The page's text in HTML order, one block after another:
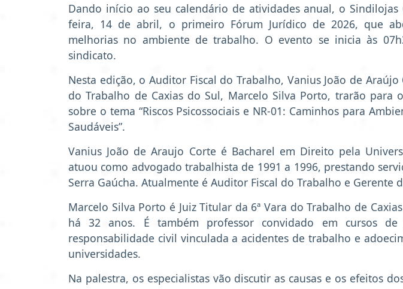
Dando início ao seu calendário de atividades anual, o Sindilojas
feira, 14 de abril, o primeiro Fórum Jurídico de 2026, que
melhorias no ambiente de trabalho. O evento se inicia às
sindicato.
Nesta edição, o Auditor Fiscal do Trabalho, Vanius João de
do Trabalho de Caxias do Sul, Marcelo Silva Porto, trarão para
sobre o tema “Riscos Psicossociais e NR-01: Caminhos para
Saudáveis”.
Vanius João de Araujo Corte é Bacharel em Direito pela
atuou como advogado trabalhista de 1991 a 1996, prestando
Serra Gaúcha. Atualmente é Auditor Fiscal do Trabalho e Gerente
Marcelo Silva Porto é Juiz Titular da 6ª Vara do Trabalho de
há 32 anos. É também professor convidado em cursos de
responsabilidade civil vinculada a acidentes de trabalho e
universidades.
Na palestra, os especialistas vão discutir as causas e os efeitos